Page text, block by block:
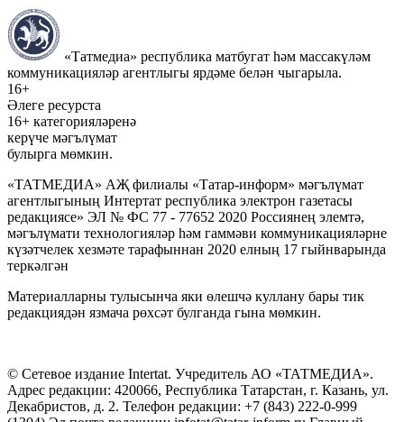
«Татмедиа» республика матбугат һәм массакүләм
коммуникацияләр агентлыгы ярдәме белән чыгарыла.
16+
Әлеге ресурста
16+ категорияләренә
керүче мәгълүмат
булырга мөмкин.
«ТАТМЕДИА» АҖ филиалы «Татар-информ» мәгълүмат
агентлыгының Интертат республика электрон газетасы
редакциясе» ЭЛ № ФС 77 - 77652 2020 Россиянең элемтә,
мәгълүмати технологияләр һәм гаммәви коммуникацияләрне
күзәтчелек хезмәте тарафыннан 2020 елның 17 гыйнварында
теркәлгән
Материалларны тулысынча яки өлешчә куллану бары тик
редакциядән язмача рөхсәт булганда гына мөмкин.
© Сетевое издание Intertat. Учредитель АО «ТАТМЕДИА».
Адрес редакции: 420066, Республика Татарстан, г. Казань, ул.
Декабристов, д. 2. Телефон редакции: +7 (843) 222-0-999